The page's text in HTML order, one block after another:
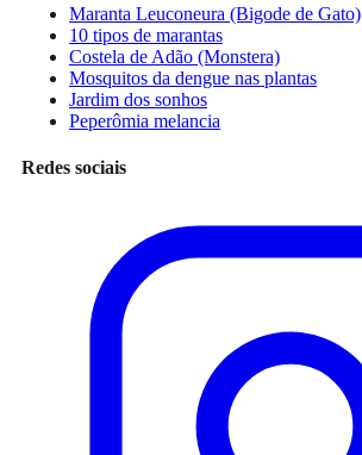
Maranta Leuconeura (Bigode de Gato)
10 tipos de marantas
Costela de Adão (Monstera)
Mosquitos da dengue nas plantas
Jardim dos sonhos
Peperômia melancia
Redes sociais